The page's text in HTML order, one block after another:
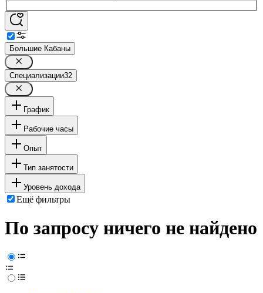
Большие Кабаны
Специализации32
График
Рабочие часы
Опыт
Тип занятости
Уровень дохода
Ещё фильтры
По запросу ничего не найдено